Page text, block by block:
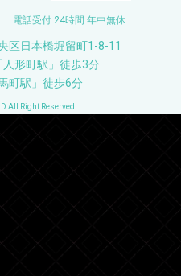
電話受付 24時間 年中無休
日本橋堀留町1-8-11
形町駅」徒歩3分
町駅」徒歩6分
All Right Reserved.